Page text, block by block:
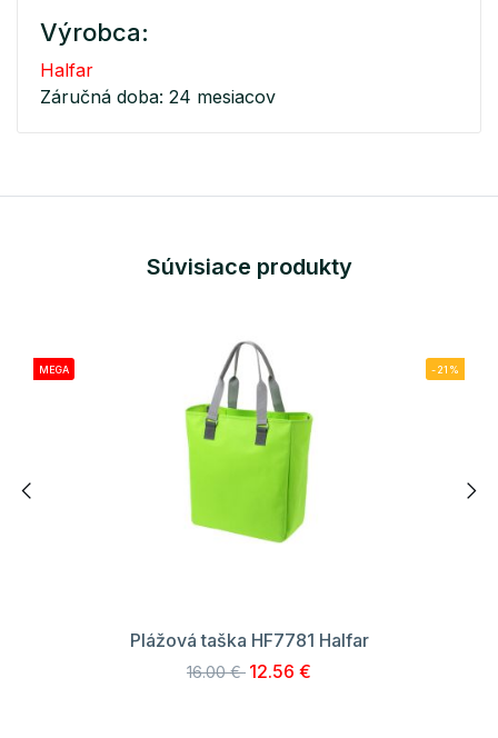
Výrobca:
Halfar
Záručná doba: 24 mesiacov
Súvisiace produkty
MEGA -21%
Plážová taška HF7781 Halfar
16.00 € 12.56 €